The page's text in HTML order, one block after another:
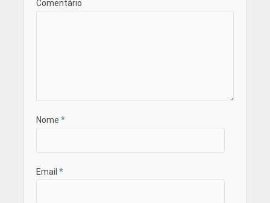
Comentário
Nome *
Email *